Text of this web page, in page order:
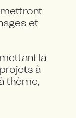
et
la
à
thème,